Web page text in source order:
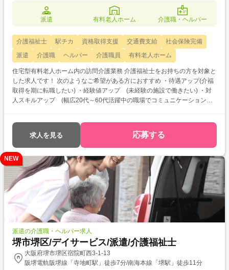
派遣 有料老人ホーム 介護職・ヘルパー
介護福祉士 駅チカ 資格取得支援 交通費支給
社会保険完備
派遣
介護職 ヘルパー 介護職員 有料老人ホーム
住宅型有料老人ホーム内の訪問介護業務 介護福祉士をお持ちの方を対象と
した求人です！ 次のようなご希望がある方におすすめ ・待遇アップ(介福
取得を期に転職したい) ・経験値アップ (未経験の施設で働きたい) ・対
人スキルアップ (幅広20代～60代活躍中の職場でコミュニケーション力
求人を見る 応募する
NEW
派遣の介護職・ヘルパー求人
堺市堺区/デイサービス/派遣/介護福祉士
大阪府堺市堺区宿院町西3-1-13
阪堺電軌阪堺線「寺地町駅」徒歩7分/南海本線「堺駅」徒歩11分